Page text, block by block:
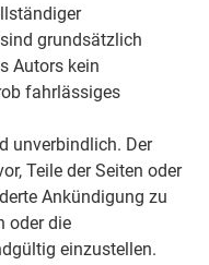
grundsätzlich
Autors kein
fahrlässiges
unverbindlich. Der
Teile der Seiten oder
Ankündigung zu
oder die
einzustellen.